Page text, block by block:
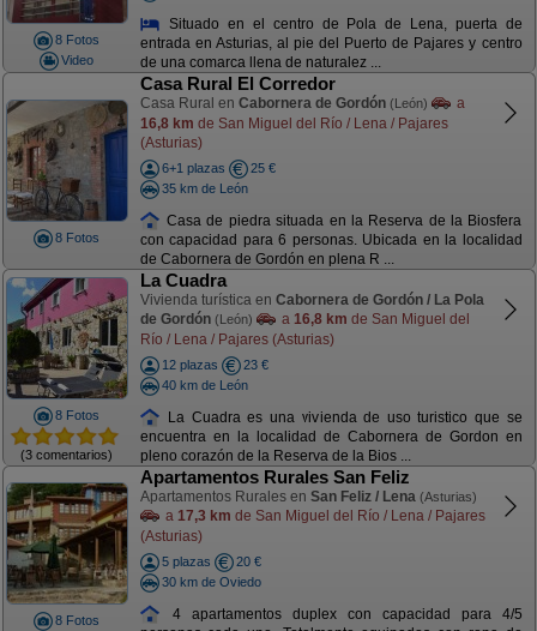
8 Fotos
Video
Situado en el centro de Pola de Lena, puerta de
entrada en Asturias, al pie del Puerto de Pajares y centro
de una comarca llena de naturalez ...
8 Fotos
Casa Rural El Corredor
Casa Rural en Cabornera de Gordón (León)
a
16,8 km de San Miguel del Río / Lena / Pajares
(Asturias)
6+1 plazas
25 €
35 km de León
Casa de piedra situada en la Reserva de la Biosfera
con capacidad para 6 personas. Ubicada en la localidad
de Cabornera de Gordón en plena R ...
8 Fotos
(3 comentarios)
La Cuadra
Vivienda turística en Cabornera de Gordón / La Pola
de Gordón (León) a 16,8 km de San Miguel del
Río / Lena / Pajares (Asturias)
12 plazas
23 €
40 km de León
La Cuadra es una vivienda de uso turistico que se
encuentra en la localidad de Cabornera de Gordon en
pleno corazón de la Reserva de la Bios ...
8 Fotos
Apartamentos Rurales San Feliz
Apartamentos Rurales en San Feliz / Lena (Asturias)
a 17,3 km de San Miguel del Río / Lena / Pajares
(Asturias)
5 plazas
20 €
30 km de Oviedo
4 apartamentos duplex con capacidad para 4/5